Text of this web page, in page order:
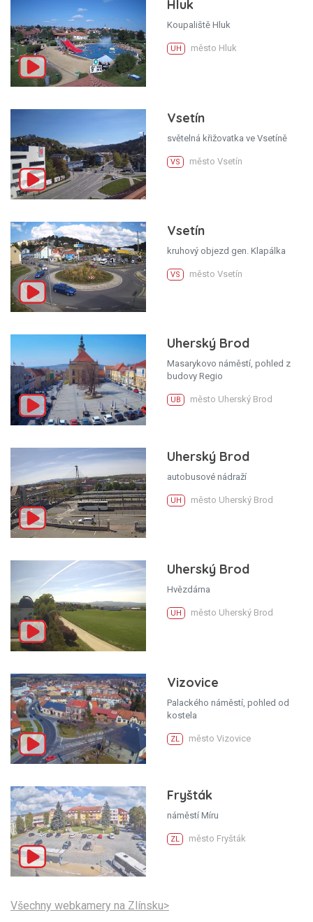
Hluk
Koupaliště Hluk
UH město Hluk
Vsetín
světelná křižovatka ve Vsetíně
VS město Vsetín
Vsetín
kruhový objezd gen. Klapálka
VS město Vsetín
Uherský Brod
Masarykovo náměstí, pohled z
budovy Regio
UB město Uherský Brod
Uherský Brod
autobusové nádraží
UH město Uherský Brod
Uherský Brod
Hvězdárna
UH město Uherský Brod
Vizovice
Palackého náměstí, pohled od
kostela
ZL město Vizovice
Fryšták
náměstí Míru
ZL město Fryšták
Všechny webkamery na Zlínsku>